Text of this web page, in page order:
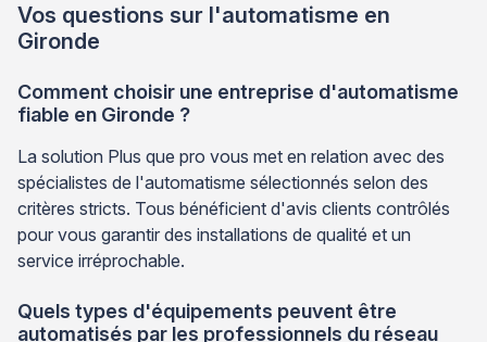
Vos questions sur l'automatisme en
Gironde
Comment choisir une entreprise d'automatisme
fiable en Gironde ?
La solution Plus que pro vous met en relation avec des
spécialistes de l'automatisme sélectionnés selon des
critères stricts. Tous bénéficient d'avis clients contrôlés
pour vous garantir des installations de qualité et un
service irréprochable.
Quels types d'équipements peuvent être
automatisés par les professionnels du réseau